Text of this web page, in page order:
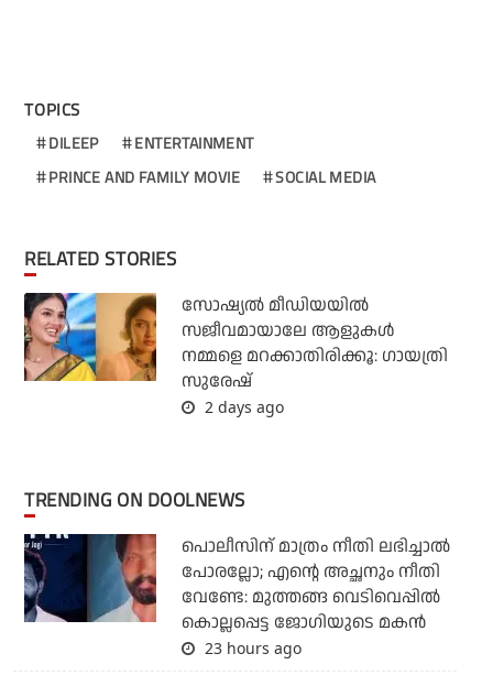
TOPICS
DILEEP
ENTERTAINMENT
PRINCE AND FAMILY MOVIE
SOCIAL MEDIA
RELATED STORIES
സോഷ്യൽ മീഡിയയിൽ
സജീവമായാലേ ആളുകൾ
നമ്മളെ മറക്കാതിരിക്കൂ: ഗായത്രി
സുരേഷ്
2 days ago
TRENDING ON DOOLNEWS
പൊലീസിന് മാത്രം നീതി ലഭിച്ചാല്‍
പോരല്ലോ; എന്റെ അച്ഛനും നീതി
വേണ്ടേ: മുത്തങ്ങ വെടിവെപ്പില്‍
കൊല്ലപ്പെട്ട ജോഗിയുടെ മകന്‍
23 hours ago